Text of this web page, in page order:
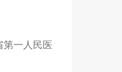
第一人民医